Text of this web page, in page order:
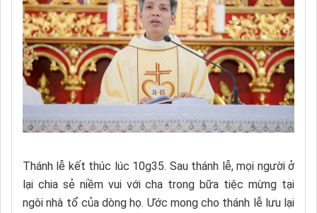
Thánh lễ kết thúc lúc 10g35. Sau thánh lễ, mọi người ở
lại chia sẻ niềm vui với cha trong bữa tiệc mừng tại
ngôi nhà tổ của dòng họ. Ước mong cho thánh lễ lưu lại